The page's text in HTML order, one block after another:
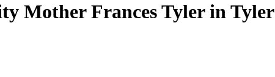
Mother Frances Tyler in Tyler